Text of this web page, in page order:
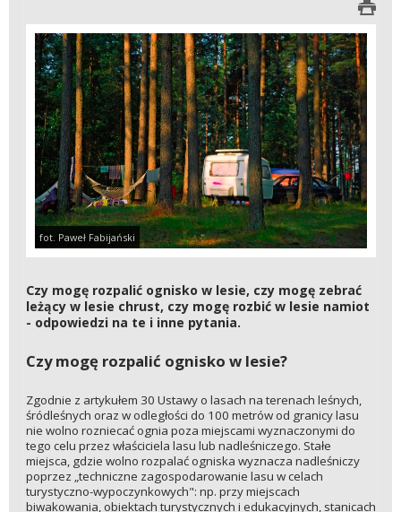
fot. Paweł Fabijański
Czy mogę rozpalić ognisko w lesie, czy mogę zebrać
leżący w lesie chrust, czy mogę rozbić w lesie namiot
- odpowiedzi na te i inne pytania.
Czy mogę rozpalić ognisko w lesie?
Zgodnie z artykułem 30 Ustawy o lasach na terenach leśnych,
śródleśnych oraz w odległości do 100 metrów od granicy lasu
nie wolno rozniecać ognia poza miejscami wyznaczonymi do
tego celu przez właściciela lasu lub nadleśniczego. Stałe
miejsca, gdzie wolno rozpalać ogniska wyznacza nadleśniczy
poprzez „techniczne zagospodarowanie lasu w celach
turystyczno-wypoczynkowych": np. przy miejscach
biwakowania, obiektach turystycznych i edukacyjnych, stanicach